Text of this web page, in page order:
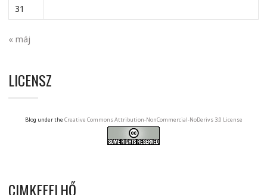
31
« máj
LICENSZ
Blog under the Creative Commons Attribution-NonCommercial-NoDerivs 3.0 License
CIMKEFELHŐ